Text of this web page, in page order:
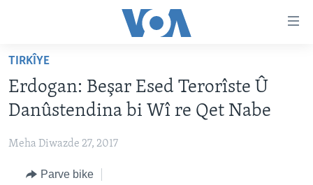
Yekser
naveroka
serekî
here
serekî
DESTPÊK
FOTO GALERÎ
RADYO
AMERÎKA
TIRKÎYE
TIRKÎYE
Erdogan: Beşar Esed Terorîste Û
Danûstendina bi Wî re Qet Nabe
Meha Diwazde 27, 2017
Parve bike